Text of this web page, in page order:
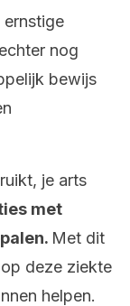
nog
bewijs
je arts
met
Met dit
deze ziekte
helpen.